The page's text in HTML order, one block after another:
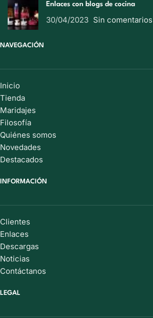
Enlaces con blogs de cocina
30/04/2023 Sin comentarios
NAVEGACIÓN
Inicio
Tienda
Maridajes
Filosofía
Quiénes somos
Novedades
Destacados
INFORMACIÓN
Clientes
Enlaces
Descargas
Noticias
Contáctanos
LEGAL